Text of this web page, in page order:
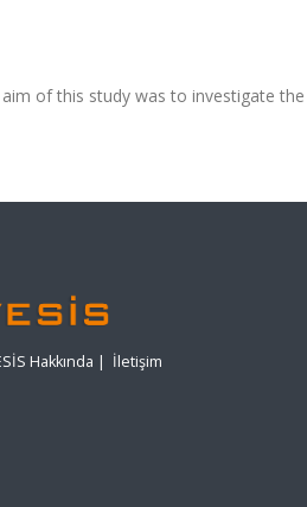
aim of this study was to investigate
Hakkında | İletişim